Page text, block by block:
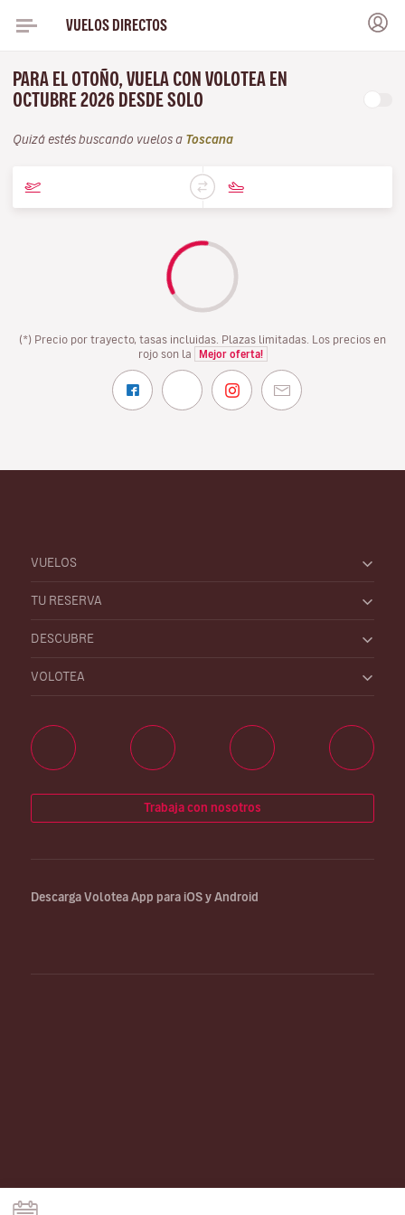
VUELOS DIRECTOS
PARA EL OTOÑO, VUELA CON VOLOTEA EN
OCTUBRE 2026 DESDE SOLO
Quizá estés buscando vuelos a Toscana
(*) Precio por trayecto, tasas incluidas. Plazas limitadas. Los precios en
rojo son la
Mejor oferta!
VUELOS
TU RESERVA
DESCUBRE
VOLOTEA
Trabaja con nosotros
Descarga Volotea App para iOS y Android